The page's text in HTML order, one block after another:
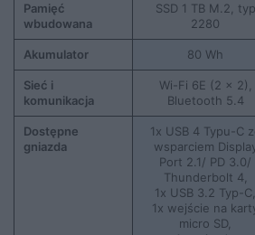
Pamięć
wbudowana
SSD 1 TB M.2, typ
2280
Akumulator 80 Wh
Sieć i
komunikacja
Wi-Fi 6E (2 x 2),
Bluetooth 5.4
Dostępne
gniazda
1x USB 4 Typu-C
wsparciem
Port 2.1/ PD 3.0/
Thunderbolt 4,
1x USB 3.2 Typ-C,
1x wejście na
micro SD,